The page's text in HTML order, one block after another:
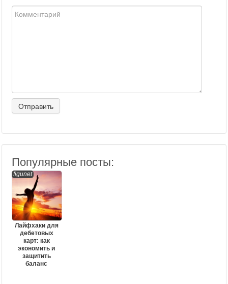
Популярные посты:
figunet
Лайфхаки для
дебетовых
карт: как
экономить и
защитить
баланс